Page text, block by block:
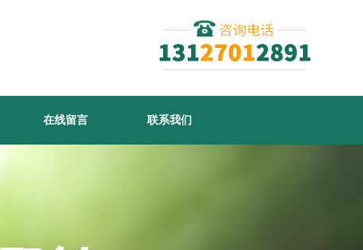
在线留言 联系我们